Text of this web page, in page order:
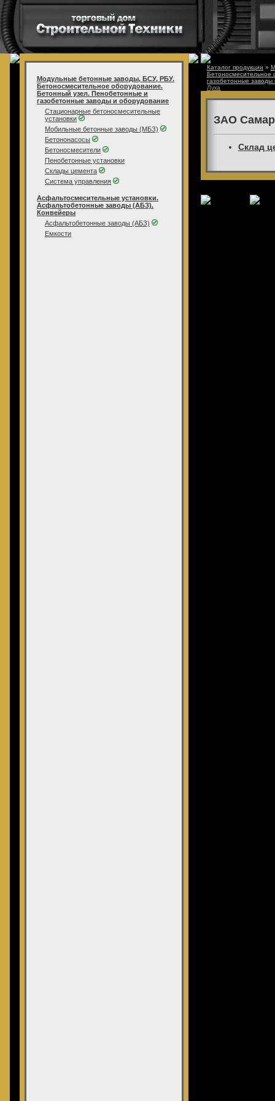
Модульные бетонные заводы, БСУ, РБУ.
Бетоносмесительное оборудование.
Бетонный узел. Пенобетонные и
газобетонные заводы и оборудование
Стационарные бетоносмесительные
установки
Мобильные бетонные заводы (МБЗ)
Бетононасосы
Бетоносмесители
Пенобетонные установки
Склады цемента
Система управления
Асфальтосмесительные установки.
Асфальтобетонные заводы (АБЗ).
Конвейеры
Асфальтобетонные заводы (АБЗ)
Емкости
Каталог продукции »
Бетоносмесительное
газобетонные заводы
Лука
ЗАО
Склад